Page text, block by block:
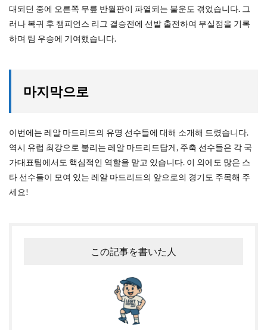
대되던 중에 오른쪽 무릎 반월판이 파열되는 불운도 겪었습니다. 그
러나 복귀 후 챔피언스 리그 결승전에 선발 출전하여 무실점을 기록
하며 팀 우승에 기여했습니다.
마지막으로
이번에는 레알 마드리드의 유명 선수들에 대해 소개해 드렸습니다.
역시 유럽 최강으로 불리는 레알 마드리드답게, 주축 선수들은 각 국
가대표팀에서도 핵심적인 역할을 맡고 있습니다. 이 외에도 많은 스
타 선수들이 모여 있는 레알 마드리드의 앞으로의 경기도 주목해 주
세요!
この記事を書いた人